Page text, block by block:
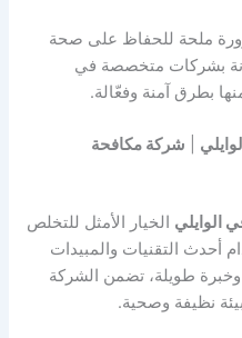
ملحة للحفاظ على صحة
بشركات متخصصة في
بطرق آمنة وفعّالة.
شركة مكافحة
الوايلي الخيار الأمثل للتخلص
أحدث التقنيات والمبيدات
طويلة، تضمن الشركة
نظيفة وصحية.